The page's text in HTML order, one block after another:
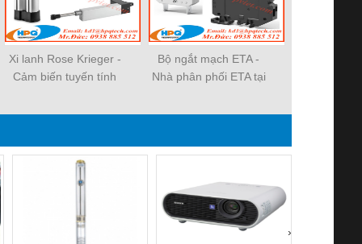
Xi lanh Rose Krieger -
Cảm biến tuyến tính
Bộ ngắt mạch ETA -
Nhà phân phối ETA tại
›